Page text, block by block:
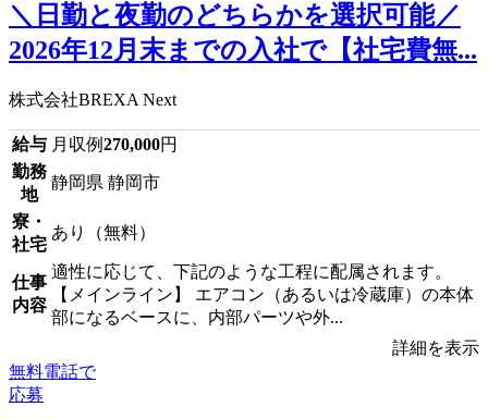
＼日勤と夜勤のどちらかを選択可能／
2026年12月末までの入社で【社宅費無...
株式会社BREXA Next
給与 月収例270,000円
勤務
地
静岡県 静岡市
寮・
社宅
あり（無料）
仕事
内容
適性に応じて、下記のような工程に配属されます。
【メインライン】 エアコン（あるいは冷蔵庫）の本体
部になるベースに、内部パーツや外...
詳細を表示
無料電話で
応募